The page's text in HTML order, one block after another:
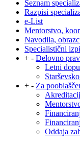
Seznam
Razpisi
e-List
Mentorstvo,
Navodila,
Specialistični
+ - Delovno
Letni
+ - Za
Oddaja